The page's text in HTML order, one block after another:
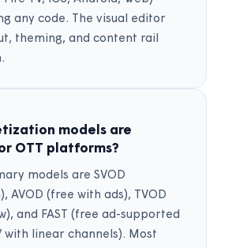
any code. The visual editor
theming, and content rail
models are
OTT platforms?
models are SVOD
AVOD (free with ads), TVOD
and FAST (free ad-supported
with linear channels). Most